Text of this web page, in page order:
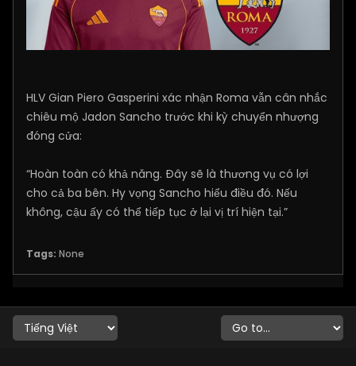
HLV Gian Piero Gasperini xác nhận Roma vẫn cân nhắc
chiêu mộ Jadon Sancho trước khi kỳ chuyển nhượng
đóng cửa:
“Hoàn toàn có khả năng. Đây sẽ là thương vụ có lợi
cho cả ba bên. Hy vọng Sancho hiểu điều đó. Nếu
không, cậu ấy có thể tiếp tục ở lại vị trí hiện tại.”
Tags: None